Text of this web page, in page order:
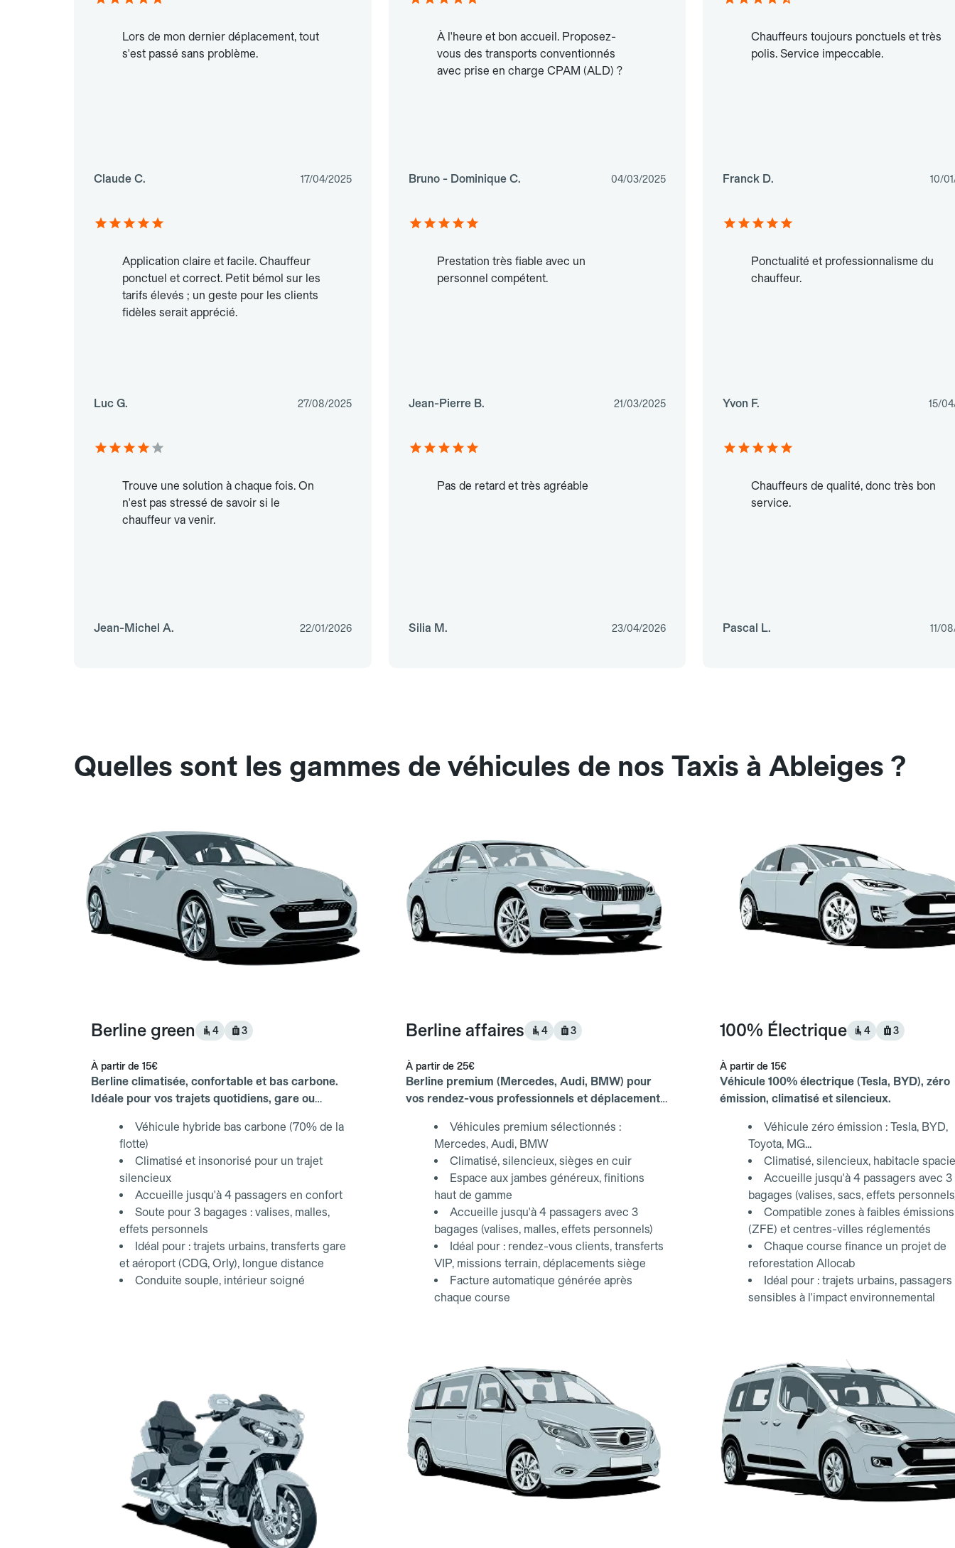
Lors de mon dernier déplacement, tout
s'est passé sans problème.
Claude C. 17/04/2025
À l'heure et bon accueil. Proposez-
vous des transports conventionnés
avec prise en charge CPAM (ALD) ?
Bruno - Dominique C. 04/03/2025
Chauffeurs toujours ponctuels et très
polis. Service impeccable.
Franck D. 10/
Application claire et facile. Chauffeur
ponctuel et correct. Petit bémol sur les
tarifs élevés ; un geste pour les clients
fidèles serait apprécié.
Luc G. 27/08/2025
Prestation très fiable avec un
personnel compétent.
Jean-Pierre B. 21/03/2025
Ponctualité et professionnalisme du
chauffeur.
Yvon F. 15/
Trouve une solution à chaque fois. On
n'est pas stressé de savoir si le
chauffeur va venir.
Jean-Michel A. 22/01/2026
Pas de retard et très agréable
Silia M. 23/04/2026
Chauffeurs de qualité, donc très bon
service.
Pascal L. 11/
Quelles sont les gammes de véhicules de nos Taxis à Ableiges ?
Berline green 4 3
À partir de 15€
Berline climatisée, confortable et bas carbone.
Idéale pour vos trajets quotidiens, gare ou
Véhicule hybride bas carbone (70% de la
flotte)
Climatisé et insonorisé pour un trajet
silencieux
Accueille jusqu'à 4 passagers en confort
Soute pour 3 bagages : valises, malles,
effets personnels
Idéal pour : trajets urbains, transferts gare
et aéroport (CDG, Orly), longue distance
Conduite souple, intérieur soigné
Berline affaires 4 3
À partir de 25€
Berline premium (Mercedes, Audi, BMW) pour
vos rendez-vous professionnels et déplacements
Véhicules premium sélectionnés :
Mercedes, Audi, BMW
Climatisé, silencieux, sièges en cuir
Espace aux jambes généreux, finitions
haut de gamme
Accueille jusqu'à 4 passagers avec 3
bagages (valises, malles, effets personnels)
Idéal pour : rendez-vous clients, transferts
VIP, missions terrain, déplacements siège
Facture automatique générée après
chaque course
100% Électrique 4 3
À partir de 15€
Véhicule 100% électrique (Tesla, BYD), zéro
émission, climatisé et silencieux.
Véhicule zéro émission : Tesla, BYD,
Toyota, MG...
Climatisé, silencieux, habitacle
Accueille jusqu'à 4 passagers avec 3
bagages (valises, sacs, effets
Compatible zones à faibles émissions
(ZFE) et centres-villes réglementés
Chaque course finance un projet de
reforestation Allocab
Idéal pour : trajets urbains, passagers
sensibles à l'impact environnemental